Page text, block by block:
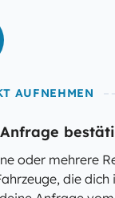
AUFNEHMEN
oder mehrere
die dich